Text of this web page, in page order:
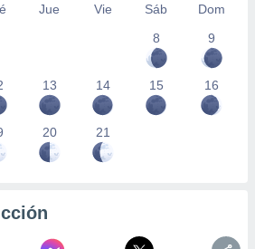
Jue Vie Sáb
Dom
8
9
13 14 15 16
20 21